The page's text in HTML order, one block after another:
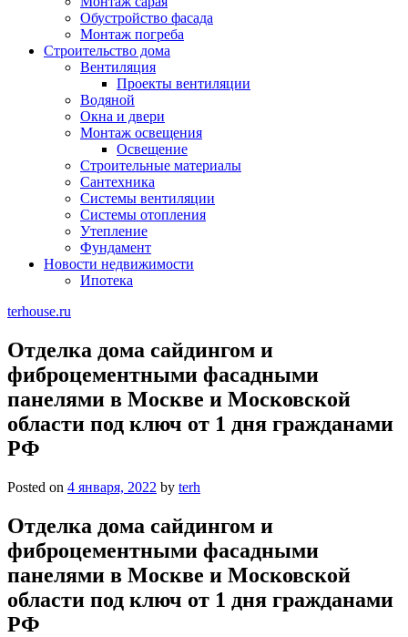
Обустройство фасада
Монтаж погреба
Строительство дома
Вентиляция
Проекты вентиляции
Водяной
Окна и двери
Монтаж освещения
Освещение
Строительные материалы
Сантехника
Системы вентиляции
Системы отопления
Утепление
Фундамент
Новости недвижимости
Ипотека
terhouse.ru
Отделка дома сайдингом и
фиброцементными фасадными
панелями в Москве и Московской
области под ключ от 1 дня гражданами
РФ
Posted on 4 января, 2022 by terh
Отделка дома сайдингом и
фиброцементными фасадными
панелями в Москве и Московской
области под ключ от 1 дня гражданами
РФ